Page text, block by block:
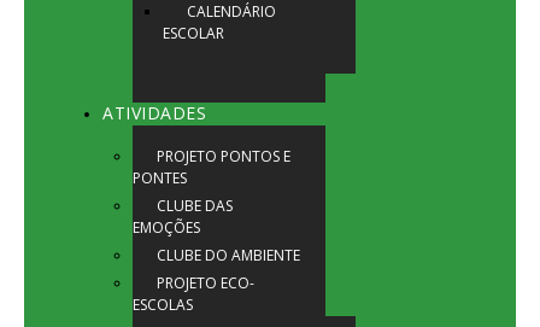
CALENDÁRIO
ESCOLAR
ATIVIDADES
PROJETO PONTOS E
PONTES
CLUBE DAS
EMOÇÕES
CLUBE DO AMBIENTE
PROJETO ECO-
ESCOLAS